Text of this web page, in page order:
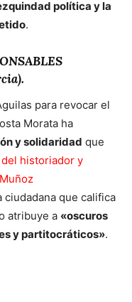
política y la
.
para revocar el
Morata ha
y solidaridad que
historiador y
que califica
atribuye a «oscuros
y partitocráticos».